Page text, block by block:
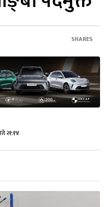
SHARES
२१:१४